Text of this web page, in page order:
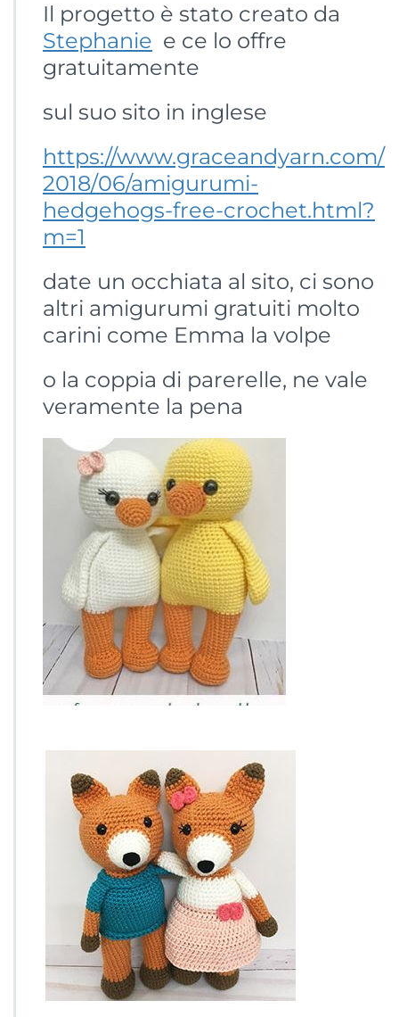
Il progetto è stato creato da
Stephanie e ce lo offre
gratuitamente
sul suo sito in inglese
https://www.graceandyarn.com/
2018/06/amigurumi-
hedgehogs-free-crochet.html?
m=1
date un occhiata al sito, ci sono
altri amigurumi gratuiti molto
carini come Emma la volpe
o la coppia di parerelle, ne vale
veramente la pena